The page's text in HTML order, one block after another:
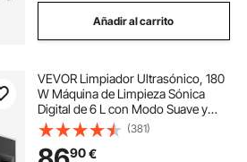
de joyas
de limpieza
Añadir al carrito
VEVOR Limpiador Ultrasónico, 180
W Máquina de Limpieza Sónica
Digital de 6 L con Modo Suave y
Desgasificación Mejorada,
Calentador y Temporizador para
Joyas, Gafas, Herramientas y
(381)
90€